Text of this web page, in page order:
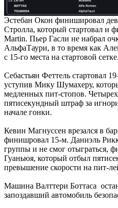
Эстебан Окон финишировал
Стролла, который стартовал и
Martin. Пьер Гасли не набрал
АльфаТаури, в то время как
с 15-го места на стартовой сетке.
Себастьян Феттель стартовал
уступив Мику Шумахеру,
медленных пит-стопов.
пятисекундный штраф за
начале гонки.
Кевин Магнуссен врезался в
финишровал 15-м. Даниэль
группы и не смог отыграться,
Гуаньюя, который отбыл
превышение скорости на пит-
Машина Валттери Боттаса
запоздавший автомобиль